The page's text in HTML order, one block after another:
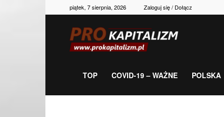
piątek, 7 sierpnia, 2026 Zaloguj się / Dołącz
gospodarka,
TOP COVID-19 – WAŻNE POLSKA